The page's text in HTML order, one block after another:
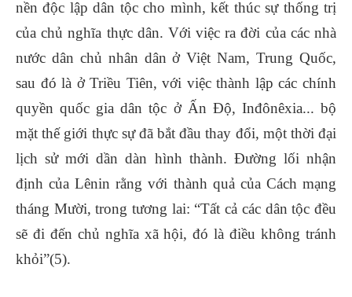
nền độc lập dân tộc cho mình, kết thúc sự thống trị
của chủ nghĩa thực dân. Với việc ra đời của các nhà
nước dân chủ nhân dân ở Việt Nam, Trung Quốc,
sau đó là ở Triều Tiên, với việc thành lập các chính
quyền quốc gia dân tộc ở Ấn Độ, Inđônêxia... bộ
mặt thế giới thực sự đã bắt đầu thay đổi, một thời đại
lịch sử mới dần dàn hình thành. Đường lối nhận
định của Lênin rằng với thành quả của Cách mạng
tháng Mười, trong tương lai: “Tất cả các dân tộc đều
sẽ đi đến chủ nghĩa xã hội, đó là điều không tránh
khỏi”(5).